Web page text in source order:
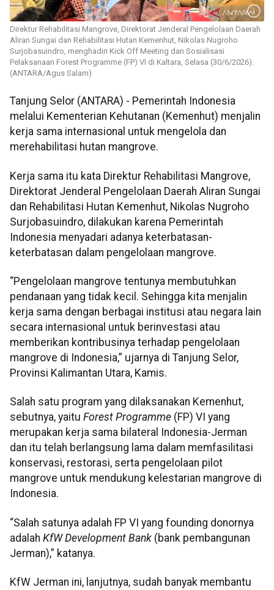
Direktur Rehabilitasi Mangrove, Direktorat Jenderal Pengelolaan Daerah
Aliran Sungai dan Rehabilitasi Hutan Kemenhut, Nikolas Nugroho
Surjobasuindro, menghadiri Kick Off Meeting dan Sosialisasi
Pelaksanaan Forest Programme (FP) VI di Kaltara, Selasa (30/6/2026).
(ANTARA/Agus Salam)
Tanjung Selor (ANTARA) - Pemerintah Indonesia
melalui Kementerian Kehutanan (Kemenhut) menjalin
kerja sama internasional untuk mengelola dan
merehabilitasi hutan mangrove.
Kerja sama itu kata Direktur Rehabilitasi Mangrove,
Direktorat Jenderal Pengelolaan Daerah Aliran Sungai
dan Rehabilitasi Hutan Kemenhut, Nikolas Nugroho
Surjobasuindro, dilakukan karena Pemerintah
Indonesia menyadari adanya keterbatasan-
keterbatasan dalam pengelolaan mangrove.
“Pengelolaan mangrove tentunya membutuhkan
pendanaan yang tidak kecil. Sehingga kita menjalin
kerja sama dengan berbagai institusi atau negara lain
secara internasional untuk berinvestasi atau
memberikan kontribusinya terhadap pengelolaan
mangrove di Indonesia,” ujarnya di Tanjung Selor,
Provinsi Kalimantan Utara, Kamis.
Salah satu program yang dilaksanakan Kemenhut,
sebutnya, yaitu Forest Programme (FP) VI yang
merupakan kerja sama bilateral Indonesia-Jerman
dan itu telah berlangsung lama dalam memfasilitasi
konservasi, restorasi, serta pengelolaan pilot
mangrove untuk mendukung kelestarian mangrove di
Indonesia.
“Salah satunya adalah FP VI yang founding donornya
adalah KfW Development Bank (bank pembangunan
Jerman),” katanya.
KfW Jerman ini, lanjutnya, sudah banyak membantu